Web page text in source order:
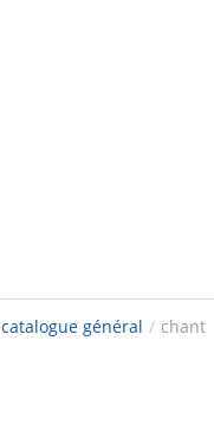
catalogue général / chant